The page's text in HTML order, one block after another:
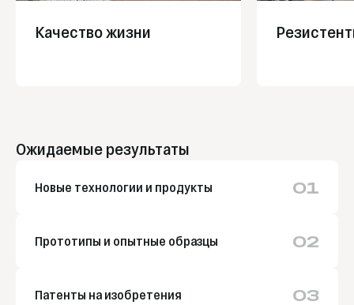
Качество жизни
Ожидаемые результаты
Новые технологии и продукты 01
Прототипы и опытные образцы 02
Патенты на изобретения 03